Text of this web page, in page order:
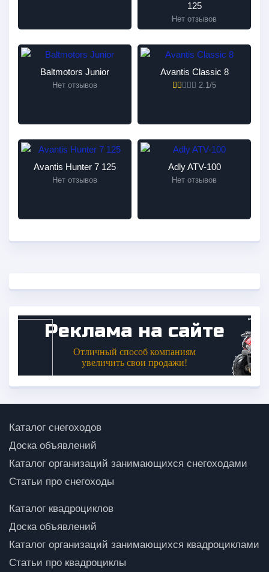
125
Нет отзывов
Baltmotors Junior
Нет отзывов
Avantis Classic 8
2.1/5
Avantis Hunter 7 125
Нет отзывов
Adly ATV-100
Нет отзывов
Каталог снегоходов
Доска объявлений
Каталог организаций занимающихся снегоходами
Статьи про снегоходы
Каталог квадроциклов
Доска объявлений
Каталог организаций занимающихся квадроциклами
Статьи про квадроциклы